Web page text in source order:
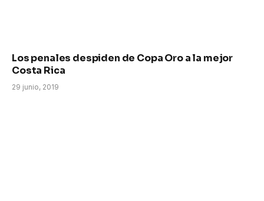
Los penales despiden de Copa Oro a la mejor
Costa Rica
29 junio, 2019